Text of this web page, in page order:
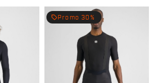
local_offer Promo 30%